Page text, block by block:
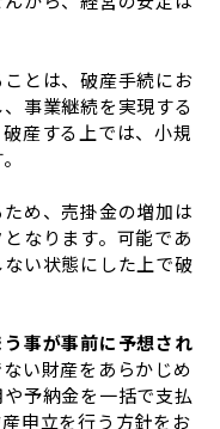
ことは、破産手続にお
事業継続を実現する
産する上では、小規
ため、売掛金の増加は
なります。可能であ
い状態にした上で破
事が事前に予想され
い財産をあらかじめ
予納金を一括で支払
申立を行う方針をお